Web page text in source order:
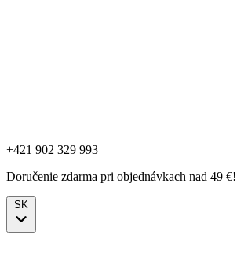
+421 902 329 993
Doručenie zdarma pri objednávkach nad 49 €!
SK